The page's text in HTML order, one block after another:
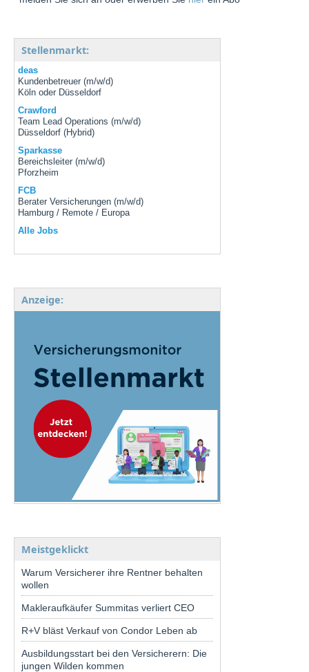
Stellenmarkt:
deas
Kundenbetreuer (m/w/d)
Köln oder Düsseldorf
Crawford
Team Lead Operations (m/w/d)
Düsseldorf (Hybrid)
Sparkasse
Bereichsleiter (m/w/d)
Pforzheim
FCB
Berater Versicherungen (m/w/d)
Hamburg / Remote / Europa
Alle Jobs
Anzeige:
Meistgeklickt
Warum Versicherer ihre Rentner behalten
wollen
Makleraufkäufer Summitas verliert CEO
R+V bläst Verkauf von Condor Leben ab
Ausbildungsstart bei den Versicherern: Die
jungen Wilden kommen